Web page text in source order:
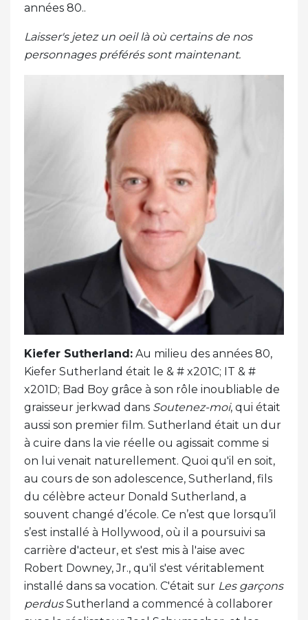
années 80..
Laisser's jetez un oeil là où certains de nos
personnages préférés sont maintenant.
Kiefer Sutherland: Au milieu des années 80,
Kiefer Sutherland était le & # x201C; IT & #
x201D; Bad Boy grâce à son rôle inoubliable de
graisseur jerkwad dans Soutenez-moi, qui était
aussi son premier film. Sutherland était un dur
à cuire dans la vie réelle ou agissait comme si
on lui venait naturellement. Quoi qu'il en soit,
au cours de son adolescence, Sutherland, fils
du célèbre acteur Donald Sutherland, a
souvent changé d’école. Ce n’est que lorsqu’il
s’est installé à Hollywood, où il a poursuivi sa
carrière d'acteur, et s'est mis à l'aise avec
Robert Downey, Jr., qu'il s'est véritablement
installé dans sa vocation. C'était sur Les garçons
perdusSutherland a commencé à collaborer